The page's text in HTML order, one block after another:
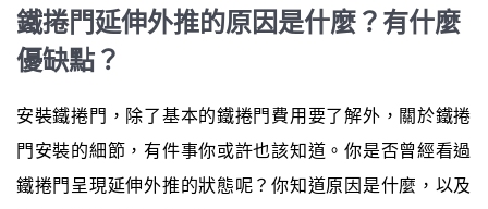
鐵捲門延伸外推的原因是什麼？有什麼
優缺點？
安裝鐵捲門，除了基本的鐵捲門費用要了解外，關於鐵捲
門安裝的細節，有件事你或許也該知道。你是否曾經看過
鐵捲門呈現延伸外推的狀態呢？你知道原因是什麼，以及